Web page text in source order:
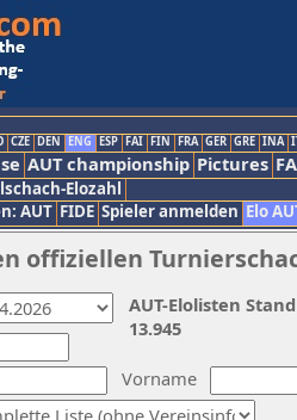
CZE DEN ENG ESP FAI FIN FRA GER GRE INA
AUT championship Pictures
Elozahl
AUT FIDE Spieler anmelden Elo
offiziellen
Vorname
AUT-Elolisten
13.945